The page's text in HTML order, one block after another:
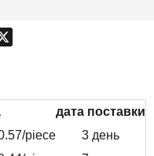
дата поставки
/piece
3 день